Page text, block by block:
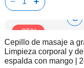
-35%
Cepillo de masaje a
Limpieza corporal y de
espalda con mango |